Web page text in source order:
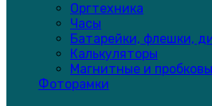
Оргтехника
Часы
Батарейки, флешки,
Калькуляторы
Магнитные и
Фоторамки